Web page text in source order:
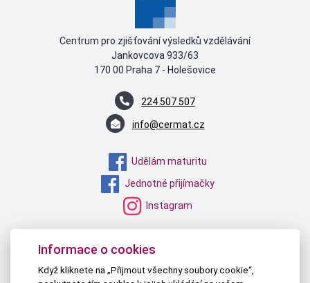
Centrum pro zjišťování výsledků vzdělávání
Jankovcova 933/63
170 00 Praha 7 - Holešovice
224 507 507
info@cermat.cz
Udělám maturitu
Jednotné přijímačky
Instagram
MŠMT
NPI ČR
Informace o cookies
Když kliknete na „Přijmout všechny soubory cookie“,